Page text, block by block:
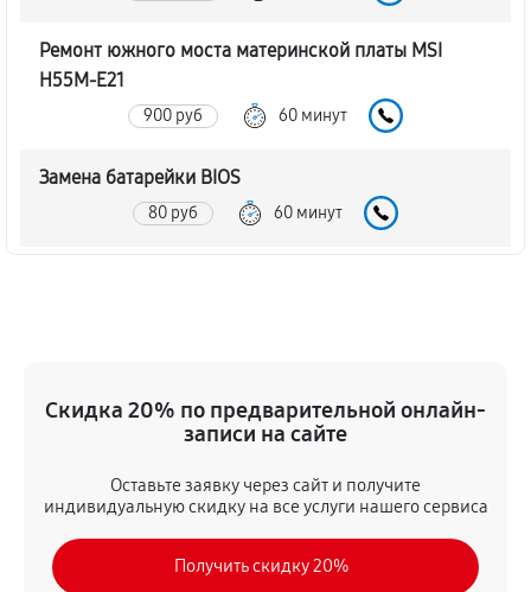
Ремонт южного моста материнской платы MSI
H55M-E21
900 руб 60 минут
Замена батарейки BIOS
80 руб 60 минут
Скидка 20% по предварительной онлайн-
записи на сайте
Оставьте заявку через сайт и получите
индивидуальную скидку на все услуги нашего сервиса
Получить скидку 20%